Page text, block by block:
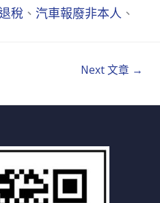
稅 、 汽車報廢非本人 、
Next 文章 →